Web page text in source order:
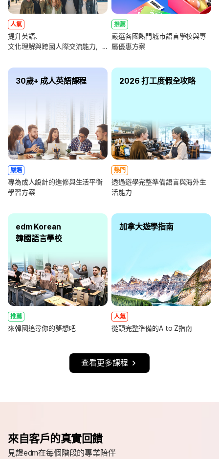
人氣
提升英語、
文化理解與跨國人際交流能力，
推薦
嚴選各國熱門城市語言學校與專
屬優惠方案
30歲+ 成人英語課程
嚴選
專為成人設計的進修與生活平衡
學習方案
2026 打工度假全攻略
熱門
透過遊學完整準備語言與海外生
活能力
edm Korean
韓國語言學校
推薦
來韓國追尋你的夢想吧
加拿大遊學指南
人氣
從頭完整準備的A to Z指南
查看更多課程
來自客戶的真實回饋
見證edm在每個階段的專業陪伴